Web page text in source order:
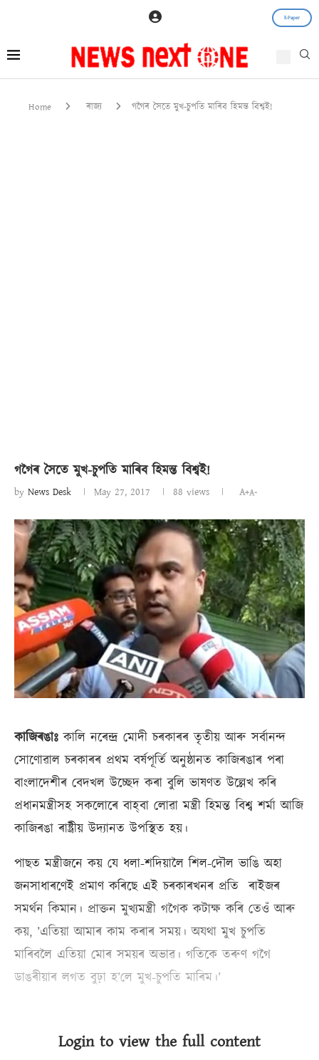
E-Paper
Home ৰাজ্য গগৈৰ সৈতে মুখ-চুপতি মাৰিব হিমন্ত বিশ্বই!
গগৈৰ সৈতে মুখ-চুপতি মাৰিব হিমন্ত বিশ্বই!
by News Desk May 27, 2017 88 views A+A-
কাজিৰঙাঃকালি নৰেন্দ্ৰ মোদী চৰকাৰৰ তৃতীয় আৰু সৰ্বানন্দ
সোণোৱাল চৰকাৰৰ প্ৰথম বৰ্ষপূৰ্তি অনুষ্ঠানত কাজিৰঙাৰ পৰা
বাংলাদেশীৰ বেদখল উচ্ছেদ কৰা বুলি ভাষণত উল্লেখ কৰি
প্ৰধানমন্ত্ৰীসহ সকলোৰে বাহ্‌বা লোৱা মন্ত্ৰী হিমন্ত বিশ্ব শৰ্মা আজি
কাজিৰঙা ৰাষ্ট্ৰীয় উদ্যানত উপস্থিত হয়।
পাছত মন্ত্ৰীজনে কয় যে ধলা-শদিয়ালৈ শিল-দৌল ভাঙি অহা
জনসাধাৰণেই প্ৰমাণ কৰিছে এই চৰকাৰখনৰ প্ৰতি ৰাইজৰ
সমৰ্থন কিমান। প্ৰাক্তন মুখ্যমন্ত্ৰী গগৈক কটাক্ষ কৰি তেওঁ আৰু
কয়, ’এতিয়া আমাৰ কাম কৰাৰ সময়। অযথা মুখ চুপতি
মাৰিবলৈ এতিয়া মোৰ সময়ৰ অভাৱ। গতিকে তৰুণ গগৈ
ডাঙৰীয়াৰ লগত বুঢ়া হ’লে মুখ-চুপতি মাৰিম।’
Login to view the full content